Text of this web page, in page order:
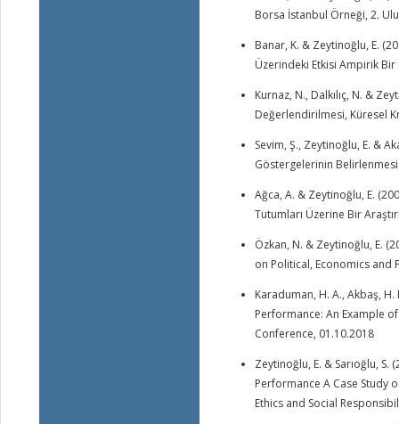
Borsa İstanbul Örneği, 2.
Banar, K. & Zeytinoğlu, E.
Üzerindeki Etkisi Ampirik Bir
Kurnaz, N., Dalkılıç, N. &
Değerlendirilmesi, Küresel
Sevim, Ş., Zeytinoğlu, E. &
Göstergelerinin
Ağca, A. & Zeytinoğlu, E.
Tutumları Üzerine Bir
Özkan, N. & Zeytinoğlu, E.
on Political, Economics and
Karaduman, H. A., Akbaş,
Performance: An Example
Conference, 01.10.2018
Zeytinoğlu, E. & Sarıoğlu,
Performance A Case Study
Ethics and Social